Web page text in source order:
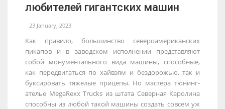
любителей гигантских машин
23 January, 2023
Как правило, большинство североамериканских
пикапов и в заводском исполнении представляют
собой монументального вида машины, способные,
как передвигаться по хайвэям и бездорожью, так и
буксировать тяжелые прицепы. Но мастера тюнинг-
ателье MegaRexx Trucks из штата Северная Каролина
способны из любой такой машины создать совсем уж